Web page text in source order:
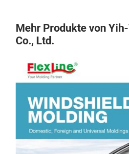
Mehr Produkte von
Co., Ltd.